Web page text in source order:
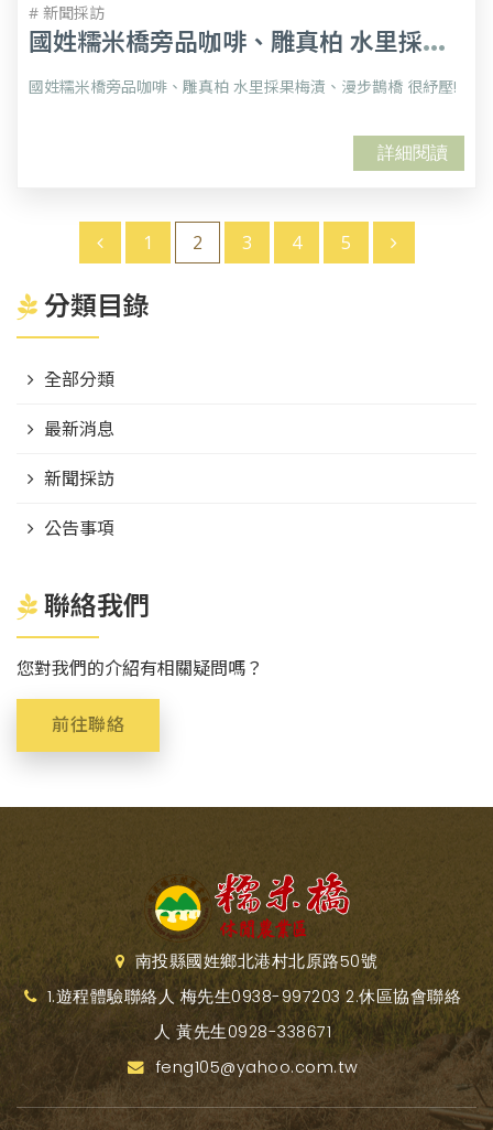
# 新聞採訪
國
姓糯米橋旁品咖啡、雕真柏 水里採果梅漬、漫步鵲橋 很紓壓!
國姓糯米橋旁品咖啡、雕真柏 水里採果梅漬、漫步鵲橋 很紓壓!
詳細閱讀
1 2 3 4 5
分類目錄
全部分類
最新消息
新聞採訪
公告事項
聯絡我們
您對我們的介紹有相關疑問嗎？
前往聯絡
南投縣國姓鄉北港村北原路50號
1.遊程體驗聯絡人 梅先生0938-997203 2.休區協會聯絡
人 黃先生0928-338671
feng105@yahoo.com.tw